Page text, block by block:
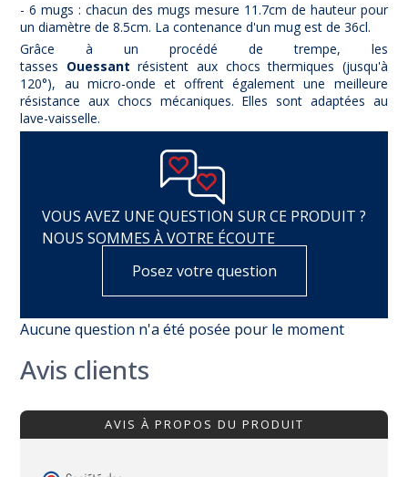
- 6 mugs : chacun des mugs mesure 11.7cm de hauteur pour
un diamètre de 8.5cm. La contenance d'un mug est de 36cl.
Grâce à un procédé de trempe, les
tasses Ouessant résistent aux chocs thermiques (jusqu'à
120°), au micro-onde et offrent également une meilleure
résistance aux chocs mécaniques. Elles sont adaptées au
lave-vaisselle.
VOUS AVEZ UNE QUESTION SUR CE PRODUIT ?
NOUS SOMMES À VOTRE ÉCOUTE
Posez votre question
Aucune question n'a été posée pour le moment
Avis clients
AVIS À PROPOS DU PRODUIT